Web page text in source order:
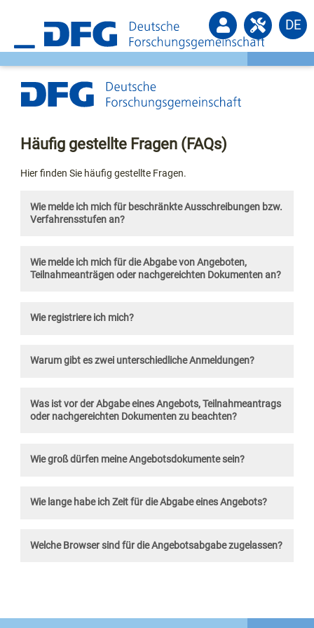
DE
Häufig gestellte Fragen (FAQs)
Hier finden Sie häufig gestellte Fragen.
Wie melde ich mich für beschränkte Ausschreibungen bzw.
Verfahrensstufen an?
Wie melde ich mich für die Abgabe von Angeboten,
Teilnahmeanträgen oder nachgereichten Dokumenten an?
Wie registriere ich mich?
Warum gibt es zwei unterschiedliche Anmeldungen?
Was ist vor der Abgabe eines Angebots, Teilnahmeantrags
oder nachgereichten Dokumenten zu beachten?
Wie groß dürfen meine Angebotsdokumente sein?
Wie lange habe ich Zeit für die Abgabe eines Angebots?
Welche Browser sind für die Angebotsabgabe zugelassen?